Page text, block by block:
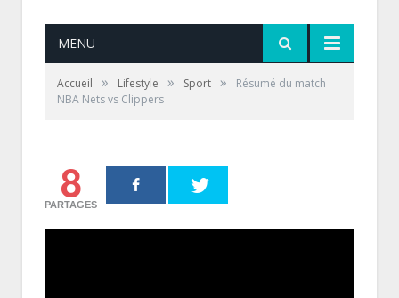
MENU
Accueil » Lifestyle » Sport »
Résumé du match
NBA Nets vs Clippers
8
PARTAGES